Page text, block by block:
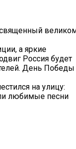
а яркие
Россия будет
День Победы
на улицу:
любимые песни